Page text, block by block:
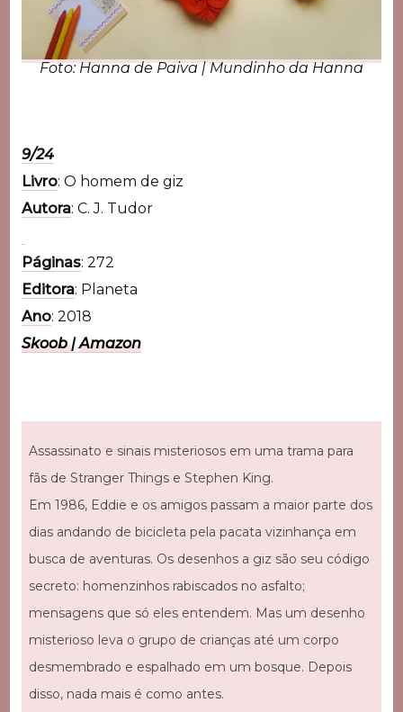
Foto: Hanna de Paiva | Mundinho da Hanna
9/24
Livro: O homem de giz
Autora: C. J. Tudor
Páginas: 272
Editora: Planeta
Ano: 2018
Skoob|Amazon
Assassinato e sinais misteriosos em uma trama para
fãs de Stranger Things e Stephen King.
Em 1986, Eddie e os amigos passam a maior parte dos
dias andando de bicicleta pela pacata vizinhança em
busca de aventuras. Os desenhos a giz são seu código
secreto: homenzinhos rabiscados no asfalto;
mensagens que só eles entendem. Mas um desenho
misterioso leva o grupo de crianças até um corpo
desmembrado e espalhado em um bosque. Depois
disso, nada mais é como antes.